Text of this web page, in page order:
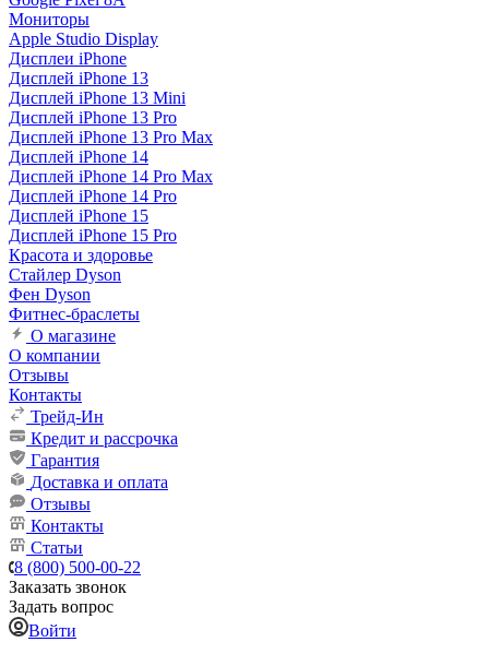
Мониторы
Apple Studio Display
Дисплеи iPhone
Дисплей iPhone 13
Дисплей iPhone 13 Mini
Дисплей iPhone 13 Pro
Дисплей iPhone 13 Pro Max
Дисплей iPhone 14
Дисплей iPhone 14 Pro Max
Дисплей iPhone 14 Pro
Дисплей iPhone 15
Дисплей iPhone 15 Pro
Красота и здоровье
Стайлер Dyson
Фен Dyson
Фитнес-браслеты
О магазине
О компании
Отзывы
Контакты
Трейд-Ин
Кредит и рассрочка
Гарантия
Доставка и оплата
Отзывы
Контакты
Статьи
8 (800) 500-00-22
Заказать звонок
Задать вопрос
Войти